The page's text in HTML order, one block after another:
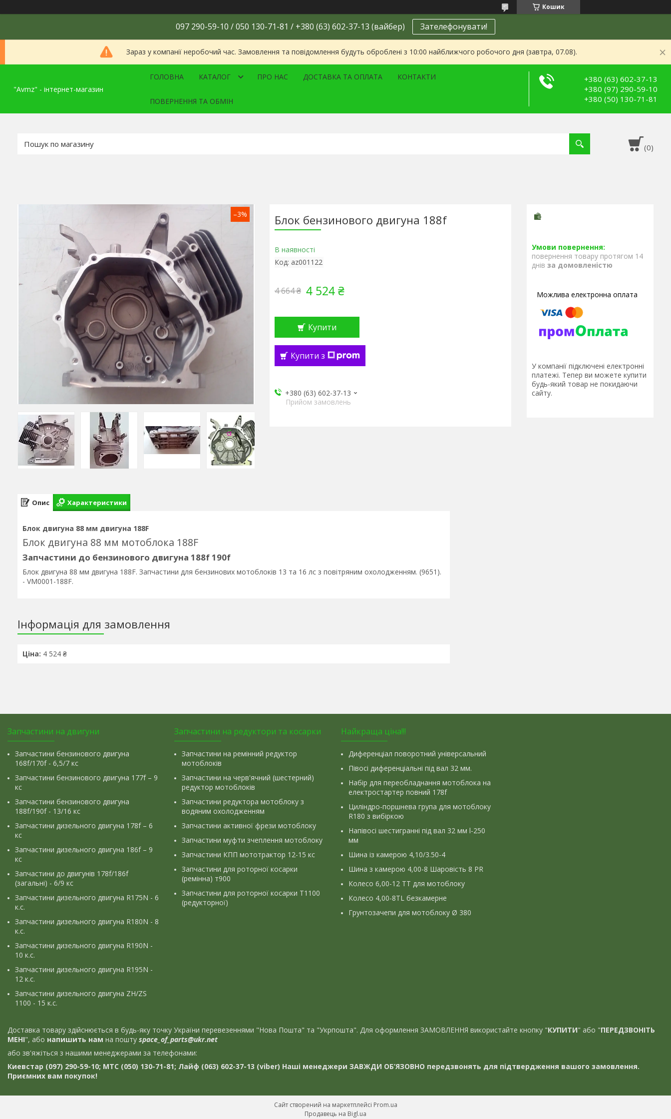
Кошик
097 290-59-10 / 050 130-71-81 / +380 (63) 602-37-13 (вайбер) Зателефонувати!
Зараз у компанії неробочий час. Замовлення та повідомлення будуть оброблені з 10:00 найближчого робочого дня (завтра, 07.08).
"Avmz" - інтернет-магазин
ГОЛОВНА КАТАЛОГ ПРО НАС ДОСТАВКА ТА ОПЛАТА КОНТАКТИ
ПОВЕРНЕННЯ ТА ОБМІН
+380 (63) 602-37-13
+380 (97) 290-59-10
+380 (50) 130-71-81
–3% Блок бензинового двигуна 188f
В наявності
Код: az001122
4 664 ₴ 4 524 ₴
Купити
Купити з
+380 (63) 602-37-13
Прийом замовлень
повернення товару протягом 14
днів за домовленістю
У компанії підключені електронні
платежі. Тепер ви можете купити
будь-який товар не покидаючи
сайту.
Опис Характеристики
Блок двигуна 88 мм двигуна 188F
Блок двигуна 88 мм мотоблока 188F
Запчастини до бензинового двигуна 188f 190f
Блок двигуна 88 мм двигуна 188F. Запчастини для бензинових мотоблоків 13 та 16 лс з повітряним охолодженням. (9651).
- VM0001-188F.
Інформація для замовлення
Ціна: 4 524 ₴
Запчастини на двигуни
Запчастини бензинового двигуна
168f/170f - 6,5/7 кс
Запчастини бензинового двигуна 177f – 9
кс
Запчастини бензинового двигуна
188f/190f - 13/16 кс
Запчастини дизельного двигуна 178f – 6
кс
Запчастини дизельного двигуна 186f – 9
кс
Запчастини до двигунів 178f/186f
(загальні) - 6/9 кс
Запчастини дизельного двигуна R175N - 6
к.с.
Запчастини дизельного двигуна R180N - 8
к.с.
Запчастини дизельного двигуна R190N -
10 к.с.
Запчастини дизельного двигуна R195N -
12 к.с.
Запчастини дизельного двигуна ZH/ZS
1100 - 15 к.с.
Запчастини на редуктори та косарки
Запчастини на ремінний редуктор
мотоблоків
Запчастини на черв'ячний (шестерний)
редуктор мотоблоків
Запчастини редуктора мотоблоку з
водяним охолодженням
Запчастини активної фрези мотоблоку
Запчастини муфти зчеплення мотоблоку
Запчастини КПП мототрактор 12-15 кс
Запчастини для роторної косарки
(ремінна) т900
Запчастини для роторної косарки Т1100
(редукторної)
Найкраща ціна!!!
Диференціал поворотний універсальний
Півосі диференціальні під вал 32 мм.
Набір для переобладнання мотоблока на
електростартер повний 178f
Циліндро-поршнева група для мотоблоку
R180 з вибіркою
Напівосі шестигранні під вал 32 мм l-250
мм
Шина із камерою 4,10/3.50-4
Шина з камерою 4,00-8 Шаровість 8 PR
Колесо 6,00-12 ТТ для мотоблоку
Колесо 4,00-8TL безкамерне
Грунтозачепи для мотоблоку Ø 380
Доставка товару здійснюється в будь-яку точку України перевезеннями "Нова Пошта" та "Укрпошта". Для оформлення ЗАМОВЛЕННЯ використайте кнопку "КУПИТИ" або "ПЕРЕДЗВОНІТЬ
МЕНІ", або напишить нам на пошту space_of_parts@ukr.net
або зв'яжіться з нашими менеджерами за телефонами:
Киевстар (097) 290-59-10; МТС (050) 130-71-81; Лайф (063) 602-37-13 (viber) Наші менеджери ЗАВЖДИ ОБ’ЯЗОВНО передзвонять для підтвердження вашого замовлення.
Приємних вам покупок!
Сайт створений на маркетплейсі Prom.ua
Продавець на Bigl.ua